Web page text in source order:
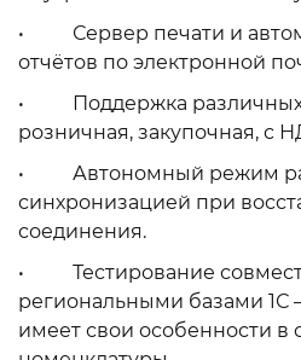
• Сервер печати и
отчётов по электронной
• Поддержка различных
розничная, закупочная, с
• Автономный режим
синхронизацией при
соединения.
• Тестирование
региональными базами 1С
имеет свои особенности в